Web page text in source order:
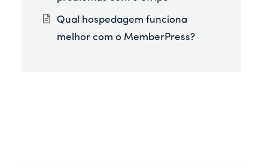
Qual hospedagem funciona
melhor com o MemberPress?